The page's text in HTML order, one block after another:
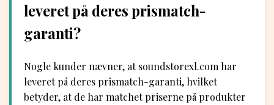
leveret på deres prismatch-
garanti?
Nogle kunder nævner, at soundstorexl.com har
leveret på deres prismatch-garanti, hvilket
betyder, at de har matchet priserne på produkter